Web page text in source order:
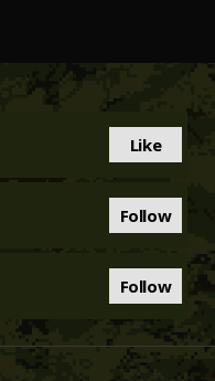
Like
Follow
Follow